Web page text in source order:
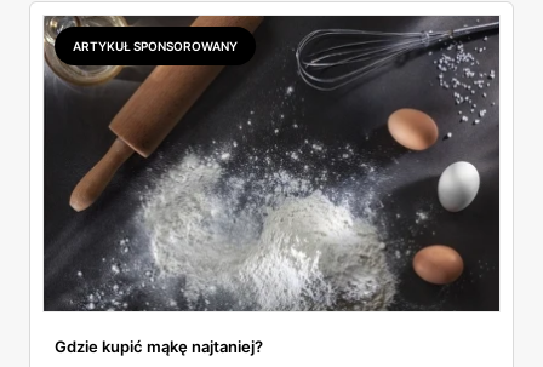
odpowiada masłem za 2,99 zł. Werdykt w skrócie:
najwięcej wyciśniesz z Biedronki, po świeże warzywa jedź
do Aldi.
ARTYKUŁ SPONSOROWANY
Gdzie kupić mąkę najtaniej?